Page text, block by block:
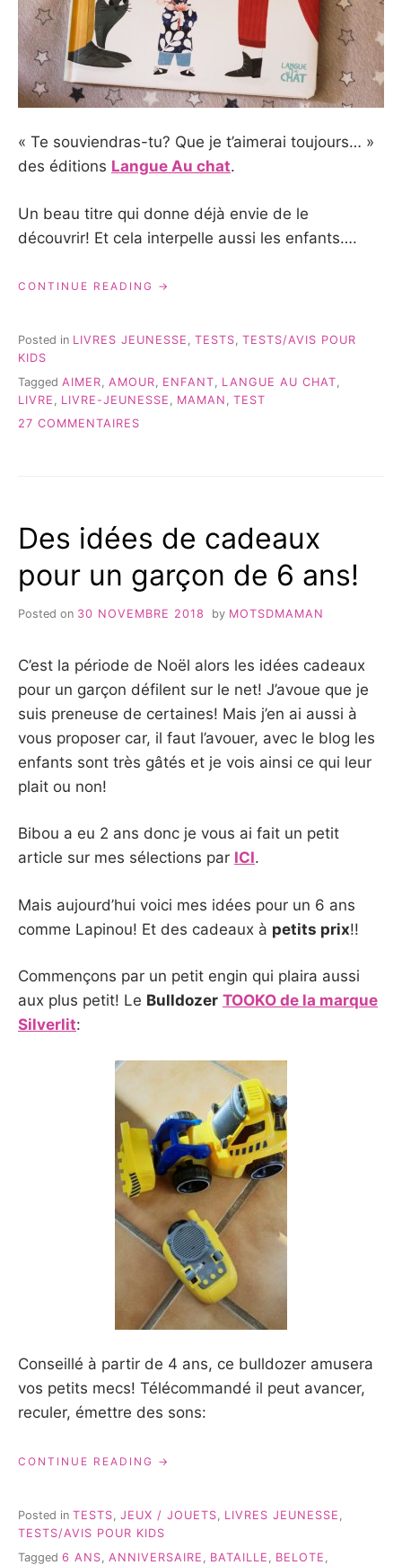
« Te souviendras-tu? Que je t’aimerai toujours… »
des éditions Langue Au chat.
Un beau titre qui donne déjà envie de le
découvrir! Et cela interpelle aussi les enfants….
CONTINUE READING « TE
QUE
TOUJOURS… »
Posted in LIVRES JEUNESSE , TESTS, TESTS/AVIS POUR
KIDS
Tagged AIMER AMOUR ENFANT LANGUE AU CHAT
LIVRE
LIVRE-JEUNESSE MAMAN
TEST
27 COMMENTAIRES
T’AIMERAI
TOUJOURS…
Des idées de cadeaux
pour un garçon de 6 ans!
Posted on 30 NOVEMBRE 2018 by MOTSDMAMAN
C’est la période de Noël alors les idées cadeaux
pour un garçon défilent sur le net! J’avoue que je
suis preneuse de certaines! Mais j’en ai aussi à
vous proposer car, il faut l’avouer, avec le blog les
enfants sont très gâtés et je vois ainsi ce qui leur
plait ou non!
Bibou a eu 2 ans donc je vous ai fait un petit
article sur mes sélections par ICI.
Mais aujourd’hui voici mes idées pour un 6 ans
comme Lapinou! Et des cadeaux à petits prix!!
Commençons par un petit engin qui plaira aussi
aux plus petit! Le Bulldozer TOOKO de la marque
Silverlit:
Conseillé à partir de 4 ans, ce bulldozer amusera
vos petits mecs! Télécommandé il peut avancer,
reculer, émettre des sons:
CONTINUE READING « DES
CADEAUX
POUR
Posted in TESTS, JEUX / JOUETS, LIVRES JEUNESSE ,
TESTS/AVIS POUR KIDS
Tagged 6 ANS ANNIVERSAIRE BATAILLE BELOTE